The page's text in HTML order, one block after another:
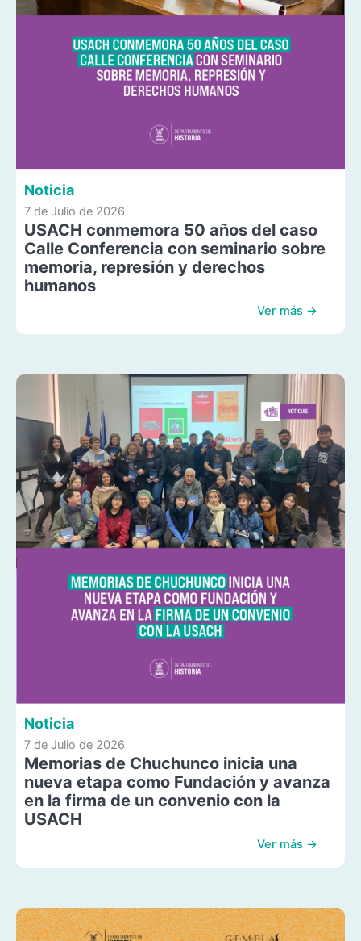
Noticia
7 de Julio de 2026
USACH conmemora 50 años del caso
Calle Conferencia con seminario sobre
memoria, represión y derechos
humanos
Ver más →
Noticia
7 de Julio de 2026
Memorias de Chuchunco inicia una
nueva etapa como Fundación y avanza
en la firma de un convenio con la
USACH
Ver más →